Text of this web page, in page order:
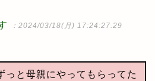
：2024/03/18(月) 17:24:27.29
っと母親にやってもらってた